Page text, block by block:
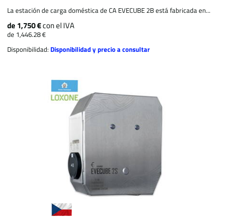
La estación de carga doméstica de CA EVECUBE 2B está fabricada en...
de 1,750 €con el IVA
de 1,446.28 €
Disponibilidad: Disponibilidad y precio a consultar